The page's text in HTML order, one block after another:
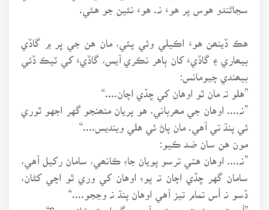
سڃاڻندو هوس پر هوءَ نہ. هوءَ نئين جو هئي.
هڪ ڏينھن هوءَ اڪيلي وئي پئي، مان هن جي ڀر ۾ گاڏي
بيھاري ۽ گاڏيءَ کان ٻاهر نڪري آيس، گاڏيءَ کي ٽيڪ ڏئي
بيھندي چيومانس:
”هلو تہ مان ٿو اوهان کي ڇڏي اچان....“
”نہ.... اوهان جي مھرباني، هو پريان منھنجو گهر اجهو ٿوري
ئي پنڌ تي آهي. مان پاڻ ئي هلي وينديس....“
مون هن سان ضد ڪيو:
”نہ.... اوهان هتي ترسو پويان جاءِ ڪانھي، سامان رکيل آهي،
سامان گهر ڇڏي اچان تہ پوءِ اوهان کي وري ٿو اچي کڻان،
ڏسو نہ اُس تمام تيز آهي اوهان پنڌ نہ وڃجو....“
”اُس تہ هميشہ تيز هوندي آهي، رڳو اڄ تہ ڪانھي...؟“